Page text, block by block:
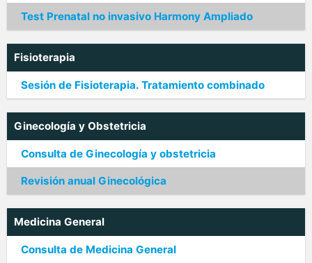
Test Prenatal no invasivo Harmony Ampliado
Fisioterapia
Sesión de Fisioterapia. Tratamiento combinado
Ginecología y Obstetricia
Consulta de Ginecología y obstetricia
Revisión anual Ginecológica
Medicina General
Consulta de Medicina General